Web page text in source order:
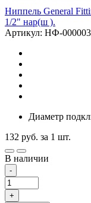
Ниппель General
1/2" нар(ш ).
Артикул: НФ-
Диаметр
132 руб. за 1 шт.
В наличии
-
+